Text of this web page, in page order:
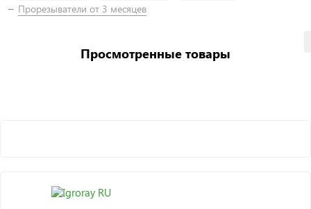
Прорезыватели от 3 месяцев
Просмотренные товары